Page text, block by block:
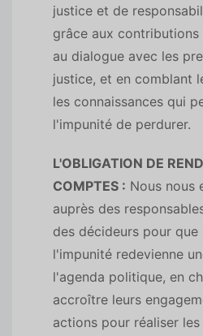
justice et de
grâce aux
au dialogue avec les
justice, et en comblant
les connaissances qui
l'impunité de perdurer.
L'OBLIGATION DE
COMPTES : Nous nous
auprès des
des décideurs pour
l'impunité redevienne
l'agenda politique, en
accroître leurs
actions pour réaliser